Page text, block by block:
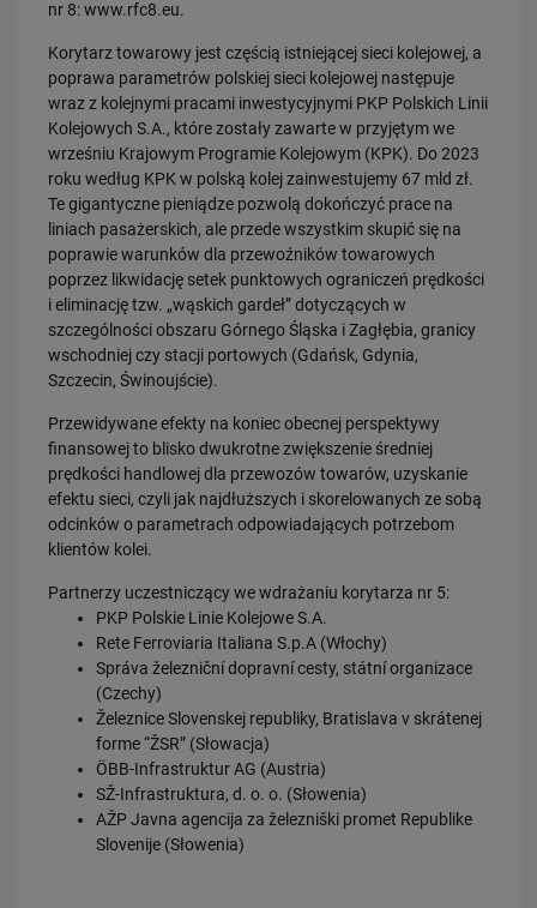
nr 8:www.rfc8.eu.
Korytarz towarowy jest częścią istniejącej sieci kolejowej, a
poprawa parametrów polskiej sieci kolejowej następuje
wraz z kolejnymi pracami inwestycyjnymi PKP Polskich Linii
Kolejowych S.A., które zostały zawarte w przyjętym we
wrześniu Krajowym Programie Kolejowym (KPK). Do 2023
roku według KPK w polską kolej zainwestujemy 67 mld zł.
Te gigantyczne pieniądze pozwolą dokończyć prace na
liniach pasażerskich, ale przede wszystkim skupić się na
poprawie warunków dla przewoźników towarowych
poprzez likwidację setek punktowych ograniczeń prędkości
i eliminację tzw. „wąskich gardeł” dotyczących w
szczególności obszaru Górnego Śląska i Zagłębia, granicy
wschodniej czy stacji portowych (Gdańsk, Gdynia,
Szczecin, Świnoujście).
Przewidywane efekty na koniec obecnej perspektywy
finansowej to blisko dwukrotne zwiększenie średniej
prędkości handlowej dla przewozów towarów, uzyskanie
efektu sieci, czyli jak najdłuższych i skorelowanych ze sobą
odcinków o parametrach odpowiadających potrzebom
klientów kolei.
Partnerzy uczestniczący we wdrażaniu korytarza nr 5:
PKP Polskie Linie Kolejowe S.A.
Rete Ferroviaria Italiana S.p.A (Włochy)
Správa železniční dopravní cesty, státní organizace
(Czechy)
Železnice Slovenskej republiky, Bratislava v skrátenej
forme “ŽSR” (Słowacja)
ÖBB-Infrastruktur AG (Austria)
SŽ-Infrastruktura, d. o. o. (Słowenia)
AŽP Javna agencija za železniški promet Republike
Slovenije (Słowenia)
20.07.2026
Dwie bezkolizyjne przeprawy przez tory zrewolucjonizują komunikację
w Łodzi
PRZECZYTAJ
Kolej wróci do Bytowa
PRZECZYTAJ
Obserwuj nas